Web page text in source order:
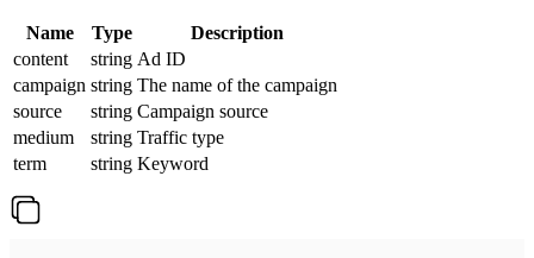
Name Type
Description
content
string Ad ID
campaign string The name of the campaign
source
string Campaign source
medium
string Traffic type
term
string Keyword